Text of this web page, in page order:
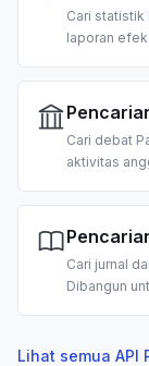
Cari statistik
laporan
Cari debat
aktivitas
Cari jurnal
Dibangun
Lihat semua API